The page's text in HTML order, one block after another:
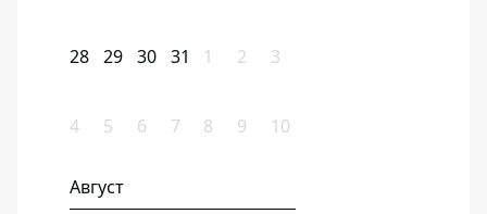
28 29 30 31 1 2 3
4 5 6 7 8 9 10
Август